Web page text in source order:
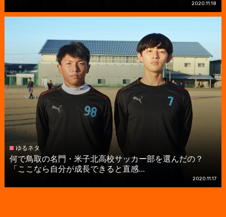
2020.11.18
ゆるネタ
何で鳥取の名門・米子北高校サッカー部を選んだの？
「ここなら自分が成長できると直感...
2020.11.17